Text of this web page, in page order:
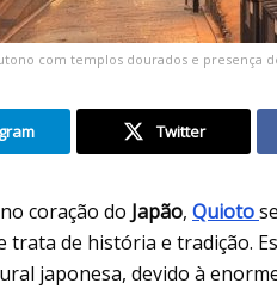
com templos dourados e presença
Twitter
coração do Japão, Quioto
trata de história e tradição.
japonesa, devido à